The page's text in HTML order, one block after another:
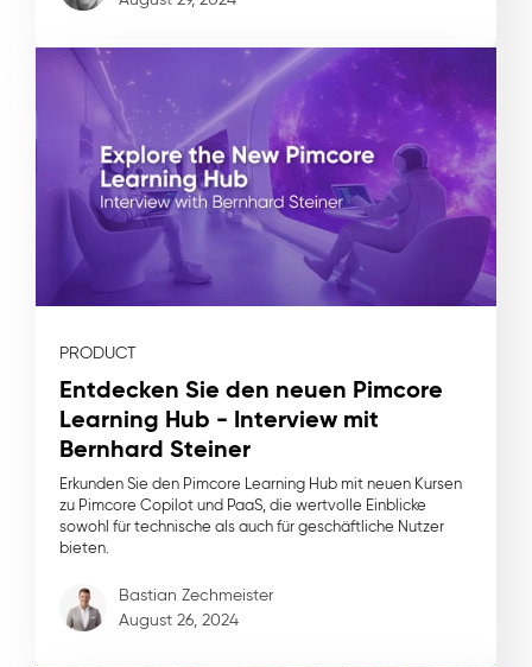
PRODUCT
Entdecken Sie den neuen Pimcore
Learning Hub - Interview mit
Bernhard Steiner
Erkunden Sie den Pimcore Learning Hub mit neuen Kursen
zu Pimcore Copilot und PaaS, die wertvolle Einblicke
sowohl für technische als auch für geschäftliche Nutzer
bieten.
Bastian Zechmeister
August 26, 2024